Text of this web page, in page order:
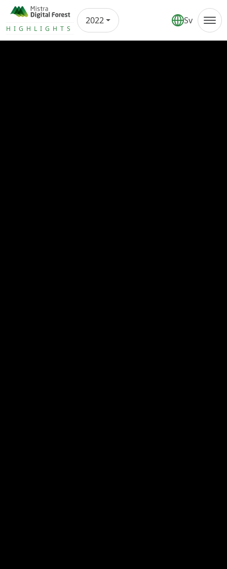
HIGHLIGHTS Annual report
2022 Sv